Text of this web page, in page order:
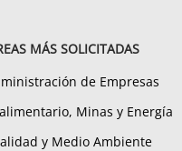
MÁS SOLICITADAS
de Empresas
Minas y Energía
y Medio Ambiente